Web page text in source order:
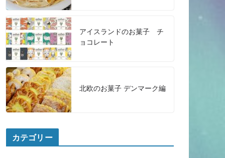
アイスランドのお菓子 チ
ョコレート
北欧のお菓子 デンマーク編
カテゴリー